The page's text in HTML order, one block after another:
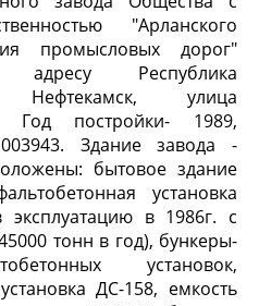
"Арланского
промысловых дорог"
адресу Республика
улица
Год постройки- 1989,
Здание завода -
бытовое здание
установка
эксплуатацию в 1986г. с
тонн в год), бункеры-
установок,
ДС-158, емкость